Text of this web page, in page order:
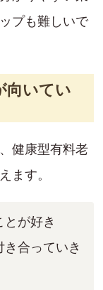
プも難しいで
向いてい
健康型有料老
ます。
が好き
合っていき